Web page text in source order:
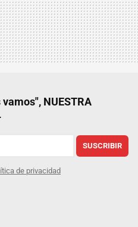
NUESTRA
SUSCRIBIR
de privacidad